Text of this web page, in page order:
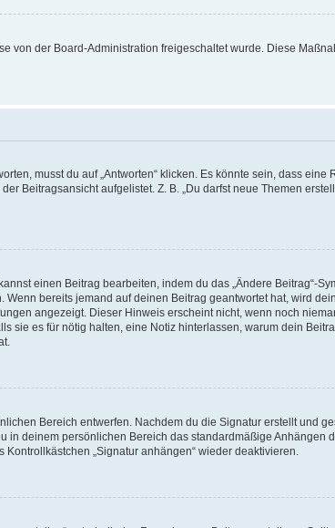
von der Board-Administration freigeschaltet wurde. Diese
musst du auf „Antworten“ klicken. Es könnte sein, dass eine
Beitragsansicht aufgelistet. Z. B. „Du darfst neue Themen
einen Beitrag bearbeiten, indem du das „Ändere Beitrag“-
bereits jemand auf deinen Beitrag geantwortet hat, wird
angezeigt. Dieser Hinweis erscheint nicht, wenn noch
sie es für nötig halten, eine Notiz hinterlassen, warum dein
Bereich entwerfen. Nachdem du die Signatur erstellt und
in deinem persönlichen Bereich das standardmäßige Anhängen
„Signatur anhängen“ wieder deaktivieren.